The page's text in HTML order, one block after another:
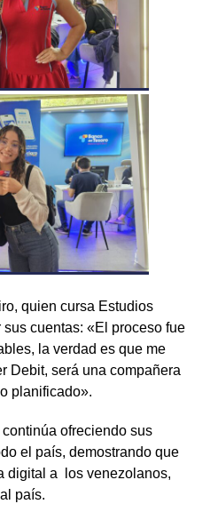
quien cursa Estudios
cuentas: «El proceso fue
la verdad es que me
Debit, será una compañera
planificado».
ofreciendo sus
el país, demostrando que
digital a los venezolanos,
país.